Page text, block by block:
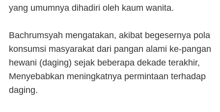
yang umumnya dihadiri oleh kaum wanita.
Bachrumsyah mengatakan, akibat begesernya pola
konsumsi masyarakat dari pangan alami ke-pangan
hewani (daging) sejak beberapa dekade terakhir,
Menyebabkan meningkatnya permintaan terhadap
daging.